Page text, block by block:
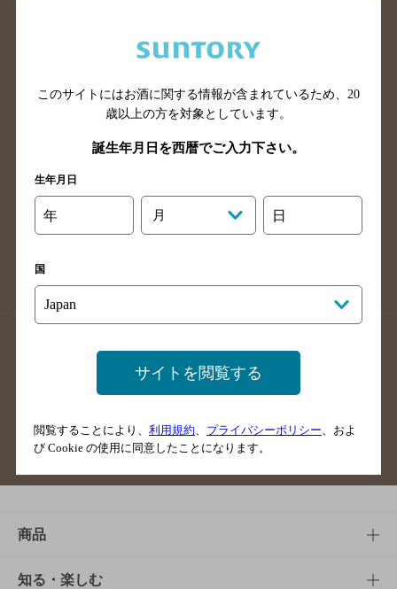
広島県のバー検索
岡山県のバー検索
山口県のバー検索
鳥取県のバー検索
島根県のバー検索
徳島県のバー検索
香川県のバー検索
愛媛県のバー検索
長崎県のバー検索
佐賀県のバー検索
大分県のバー検索
熊本県のバー検索
掲載店舗様ログイン
サイトマップ ご意見・ご感想
商品
商品TOP
知る・楽しむ
このサイトにはお酒に関する情報が含まれているため、 20
歳以上の方を対象としています。
誕生年月日を西暦でご入力下さい。
生年月日
年 月 日
国
サイトを閲覧する
閲覧することにより、 利用規約、 プライバシーポリシー、およ
び Cookie の使用に同意したことになります。